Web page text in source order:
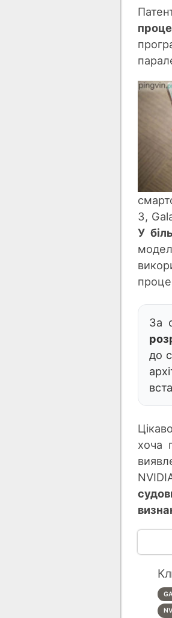
3,
У
За
до
хоча